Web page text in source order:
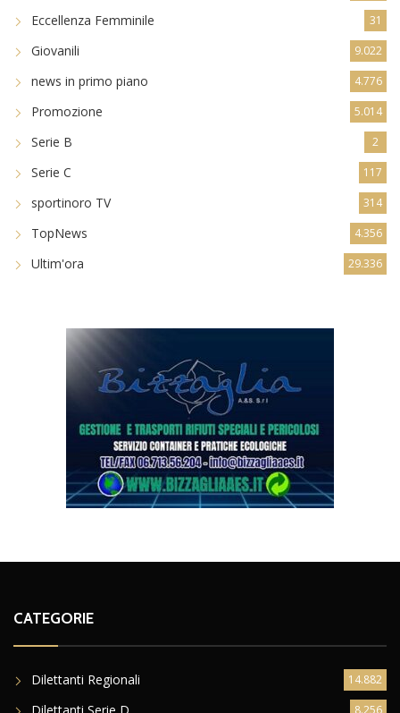
Eccellenza Femminile 31
Giovanili 9.022
news in primo piano 4.776
Promozione 5.014
Serie B 2
Serie C 117
sportinoro TV 314
TopNews 4.356
Ultim'ora 29.336
CATEGORIE
Dilettanti Regionali 14.882
8.256